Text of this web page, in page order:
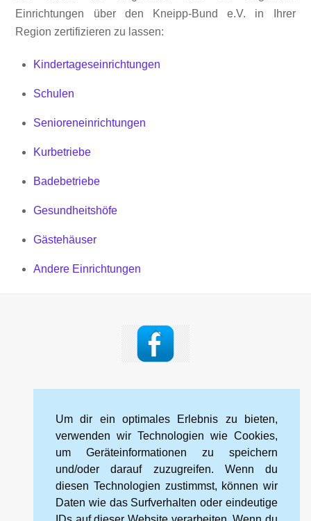
Einrichtungen über den Kneipp-Bund e.V. in Ihrer
Region zertifizieren zu lassen:
Kindertageseinrichtungen
Schulen
Senioreneinrichtungen
Kurbetriebe
Badebetriebe
Gesundheitshöfe
Gästehäuser
Andere Einrichtungen
Back
To
Cookie-Richtlinie (EU)
Kneipp-Bund Landesverband Sachsen e. V.
Wehlener Straße 46
01067 Dresden
Um dir ein optimales Erlebnis zu bieten,
verwenden wir Technologien wie Cookies,
um Geräteinformationen zu speichern
und/oder darauf zuzugreifen. Wenn du
diesen Technologien zustimmst, können wir
Daten wie das Surfverhalten oder eindeutige